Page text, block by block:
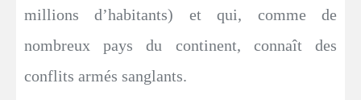
millions d’habitants) et qui, comme de
nombreux pays du continent, connaît des
conflits armés sanglants.